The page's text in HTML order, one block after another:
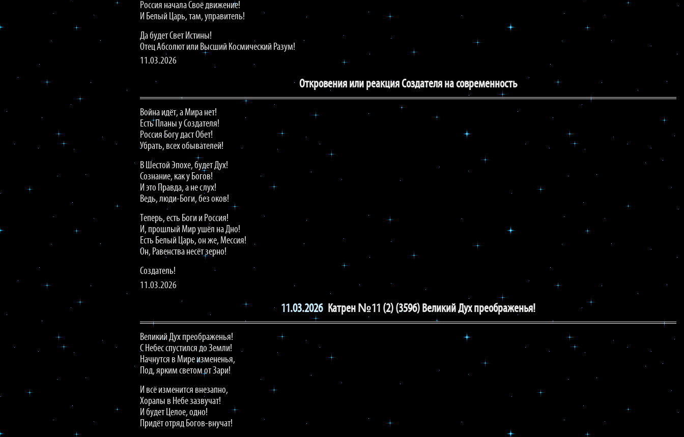
Россия начала Своё движение!
И Белый Царь, там, управитель!
Да будет Свет Истины!
Отец Абсолют или Высший Космический Разум!
11.03.2026
Откровения или реакция Создателя на современность
Война идёт, а Мира нет!
Есть Планы у Создателя!
Россия Богу даст Обет!
Убрать, всех обывателей!
В Шестой Эпохе, будет Дух!
Сознание, как у Богов!
И это Правда, а не слух!
Ведь, люди-Боги, без оков!
Теперь, есть Боги и Россия!
И, прошлый Мир ушёл на Дно!
Есть Белый Царь, он же, Мессия!
Он, Равенства несёт зерно!
Создатель!
11.03.2026
11.03.2026 Катрен №11 (2) (3596) Великий Дух преображенья!
Великий Дух преображенья!
С Небес спустился до Земли!
Начнутся в Мире измененья,
Под, ярким светом от Зари!
И всё изменится внезапно,
Хоралы в Небе зазвучат!
И будет Целое, одно!
Придёт отряд Богов-внучат!